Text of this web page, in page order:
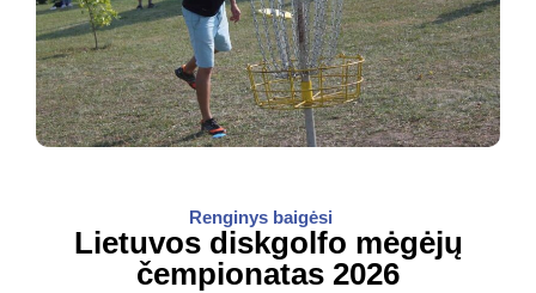
Renginys baigėsi
Lietuvos diskgolfo mėgėjų
čempionatas 2026